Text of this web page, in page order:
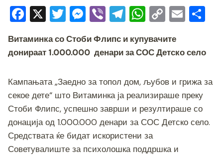
F
c
e
b
o
o
k
X T
wi
tt
er
M
e
ss
e
n
g
er
Vi
er
T
e
gr
a
m
W
at
s
A
p
p
C
p
y
Li
n
k
E
ai
l
ar
e
Витаминка со Стоби Флипс и купувачите
донираат 1.000.000 денари за СОС Детско село
Кампањата „Заедно за топол дом, љубов и грижа за
секое дете“ што Витаминка ја реализираше преку
Стоби Флипс, успешно заврши и резултираше со
донација од 1.000.000 денари за СОС Детско село.
Средствата ќе бидат искористени за
Советувалиште за психолошка поддршка и